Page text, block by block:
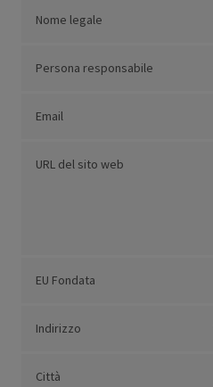
Nome legale
Persona responsabile
Email
URL del sito web
EU Fondata
Indirizzo
Città